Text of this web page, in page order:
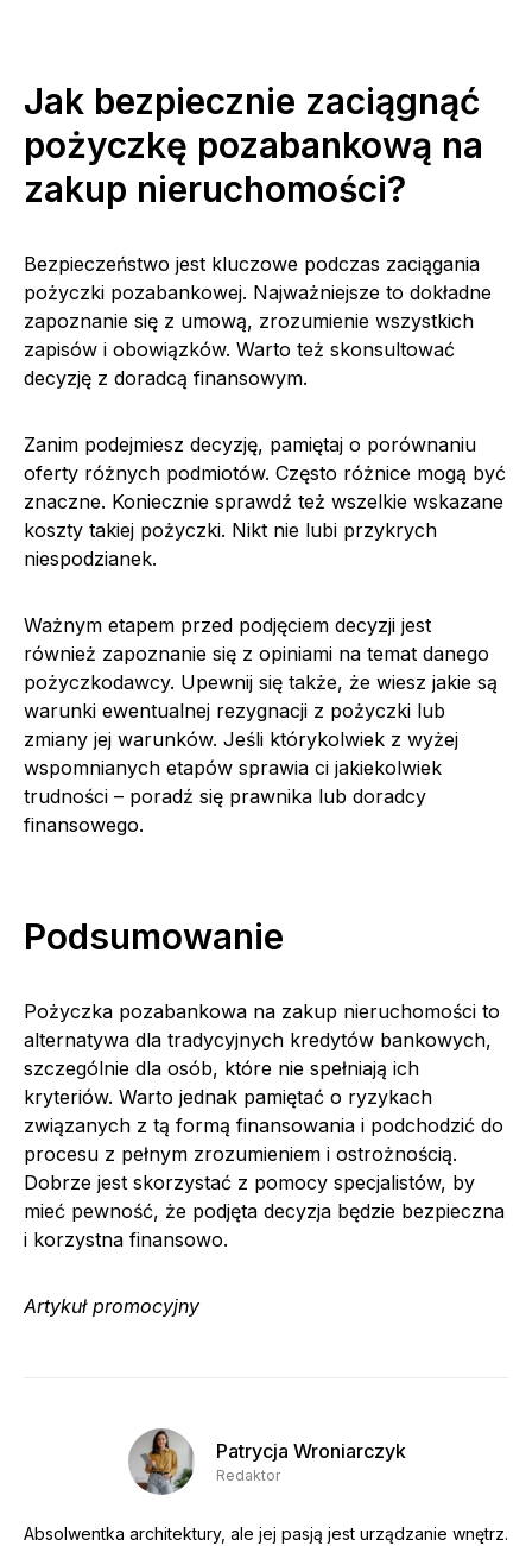
Jak bezpiecznie zaciągnąć
pożyczkę pozabankową na
zakup nieruchomości?
Bezpieczeństwo jest kluczowe podczas zaciągania
pożyczki pozabankowej. Najważniejsze to dokładne
zapoznanie się z umową, zrozumienie wszystkich
zapisów i obowiązków. Warto też skonsultować
decyzję z doradcą finansowym.
Zanim podejmiesz decyzję, pamiętaj o porównaniu
oferty różnych podmiotów. Często różnice mogą być
znaczne. Koniecznie sprawdź też wszelkie wskazane
koszty takiej pożyczki. Nikt nie lubi przykrych
niespodzianek.
Ważnym etapem przed podjęciem decyzji jest
również zapoznanie się z opiniami na temat danego
pożyczkodawcy. Upewnij się także, że wiesz jakie są
warunki ewentualnej rezygnacji z pożyczki lub
zmiany jej warunków. Jeśli którykolwiek z wyżej
wspomnianych etapów sprawia ci jakiekolwiek
trudności – poradź się prawnika lub doradcy
finansowego.
Podsumowanie
Pożyczka pozabankowa na zakup nieruchomości to
alternatywa dla tradycyjnych kredytów bankowych,
szczególnie dla osób, które nie spełniają ich
kryteriów. Warto jednak pamiętać o ryzykach
związanych z tą formą finansowania i podchodzić do
procesu z pełnym zrozumieniem i ostrożnością.
Dobrze jest skorzystać z pomocy specjalistów, by
mieć pewność, że podjęta decyzja będzie bezpieczna
i korzystna finansowo.
Artykuł promocyjny
Patrycja Wroniarczyk
Redaktor
Absolwentka architektury, ale jej pasją jest urządzanie wnętrz.